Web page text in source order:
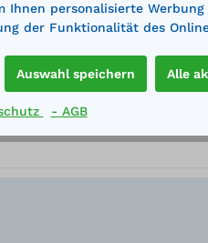
personalisierte
der Funktionalität des
Auswahl speichern Alle
- AGB